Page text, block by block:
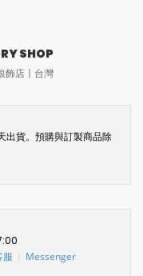
SHOP
飾店〡台灣
出貨。預購與訂製商品除
服 Messenger